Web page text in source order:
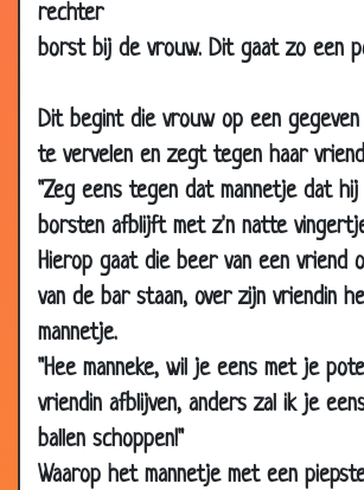
rechter
borst bij de vrouw. Dit gaat zo een
Dit begint die vrouw op een
te vervelen en zegt tegen haar
"Zeg eens tegen dat mannetje dat hij
borsten afblijft met z'n natte
Hierop gaat die beer van een vriend
van de bar staan, over zijn vriendin
mannetje.
"Hee manneke, wil je eens met je
vriendin afblijven, anders zal ik je
ballen schoppen!"
Waarop het mannetje met een
2009
13 Aug
Bent u verstrooid?
11 Jul
2009
Is het niet te bloot?
24 Jun
2009
Langste jongeheer
13 Jun
2009
Cowboys
24 May
2009
Verbrand
24 May
2009
Blinde piloten?
17 May
Afrika